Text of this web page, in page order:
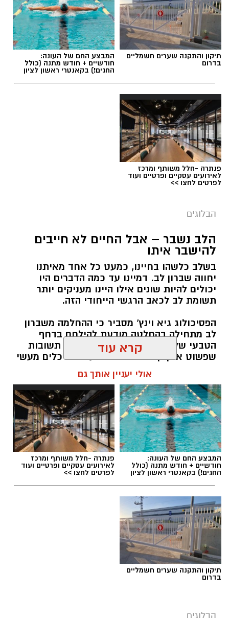
תיקון והתקנה שערים חשמליים
בדרום
המבצע החם של העונה:
חודשיים + חודש מתנה (כולל
החגים!) בקאנטרי ראשון לציון
פנתרה -חלל משותף ומרכז
לאירועים עסקיים ופרטיים ועוד
לפרטים לחצו >>
הבלוגים
הלב נשבר – אבל החיים לא חייבים
להישבר איתו
בשלב כלשהו בחיינו, כמעט כל אחד מאיתנו
יחווה שברון לב. דמיינו עד כמה הדברים היו
יכולים להיות שונים אילו היינו מעניקים יותר
תשומת לב לכאב הרגשי הייחודי הזה.
הפסיכולוג גיא וינץ' מסביר כי ההחלמה משברון
לב מתחילה בהחלטה מודעת להילחם בדחף
הטבעי שלנו לייפות את העבר ולחפש תשובות
שפשוט אינן קיימות. הוא מציע ארגז כלים מעשי
שיעזור לנו, בהדרגה, להשתחרר מהכאב ולהמשיך
הלב שלנו אולי נשבר לפעמים, אבל אנחנו לא
חייבים להישבר יחד איתו.
מערכת האתר / 09:04 23.07.26
תגים:טד
קרא עוד
אולי יעניין אותך גם
המבצע החם של העונה:
חודשיים + חודש מתנה (כולל
החגים!) בקאנטרי ראשון לציון
פנתרה -חלל משותף ומרכז
לאירועים עסקיים ופרטיים ועוד
לפרטים לחצו >>
תיקון והתקנה שערים חשמליים
בדרום
הבלוגים